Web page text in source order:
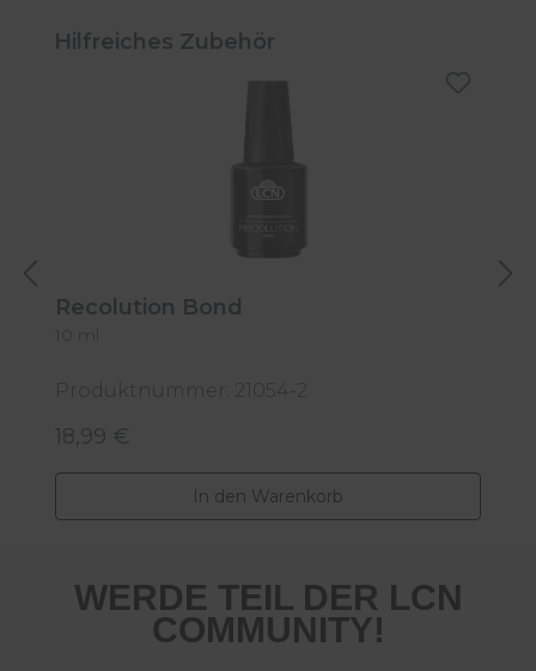
Produktgalerie überspringen
Hilfreiches Zubehör
Recolution Bond
Produktnummer: 21054-2
Regulärer Preis:
18,99 €
In den Warenkorb
WERDE TEIL DER LCN
COMMUNITY!